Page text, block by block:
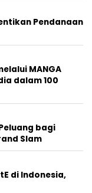
Pendanaan
MANGA
dalam 100
bagi
Slam
di Indonesia,